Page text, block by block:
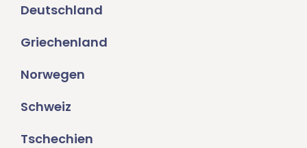
Deutschland
Griechenland
Norwegen
Schweiz
Tschechien